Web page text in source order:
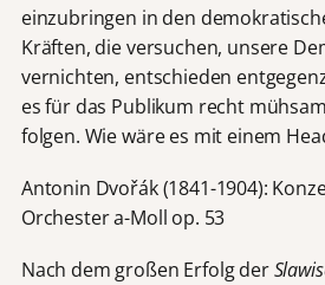
einzubringen in den
Kräften, die versuchen, unsere
vernichten, entschieden
es für das Publikum recht
folgen. Wie wäre es mit einem
Antonin Dvořák (1841-1904):
Orchester a-Moll op. 53
Nach dem großen Erfolg der